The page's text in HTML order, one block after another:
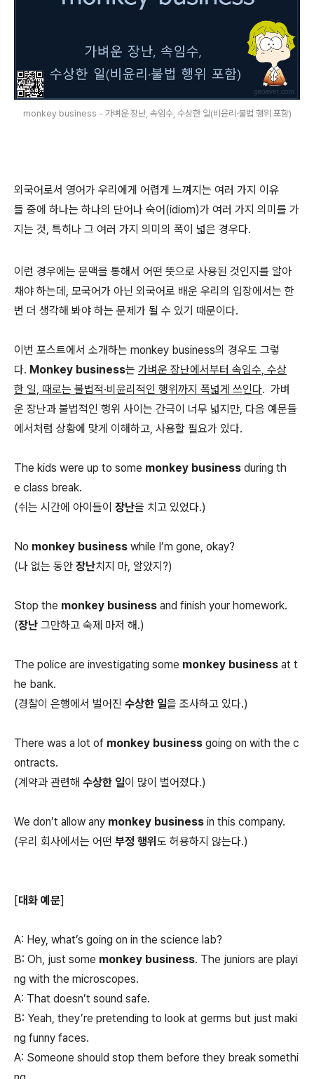
monkey business - 가벼운 장난, 속임수, 수상한 일(비윤리·불법 행위 포함)
외국어로서 영어가 우리에게 어렵게 느껴지는 여러 가지 이유
들 중에 하나는 하나의 단어나 숙어(idiom)가 여러 가지 의미를 가
지는 것, 특히나 그 여러 가지 의미의 폭이 넓은 경우다.
이런 경우에는 문맥을 통해서 어떤 뜻으로 사용된 것인지를 알아
채야 하는데, 모국어가 아닌 외국어로 배운 우리의 입장에서는 한
번 더 생각해 봐야 하는 문제가 될 수 있기 때문이다.
이번 포스트에서 소개하는 monkey business의 경우도 그렇
다. Monkey business는 가벼운 장난에서부터 속임수, 수상
한 일, 때로는 불법적·비윤리적인 행위까지 폭넓게 쓰인다. 가벼
운 장난과 불법적인 행위 사이는 간극이 너무 넓지만, 다음 예문들
에서처럼 상황에 맞게 이해하고, 사용할 필요가 있다.
The kids were up to some monkey business during th
e class break.
(쉬는 시간에 아이들이 장난을 치고 있었다.)
No monkey business while I’m gone, okay?
(나 없는 동안 장난치지 마, 알았지?)
Stop the monkey business and finish your homework.
(장난 그만하고 숙제 마저 해.)
The police are investigating some monkey business at t
he bank.
(경찰이 은행에서 벌어진 수상한 일을 조사하고 있다.)
There was a lot of monkey business going on with the c
ontracts.
(계약과 관련해 수상한 일이 많이 벌어졌다.)
We don’t allow any monkey business in this company.
(우리 회사에서는 어떤 부정 행위 도 허용하지 않는다.)
[대화 예문]
A: Hey, what’s going on in the science lab?
B: Oh, just some monkey business. The juniors are playi
ng with the microscopes.
A: That doesn’t sound safe.
B: Yeah, they’re pretending to look at germs but just maki
ng funny faces.
A: Someone should stop them before they break somethi